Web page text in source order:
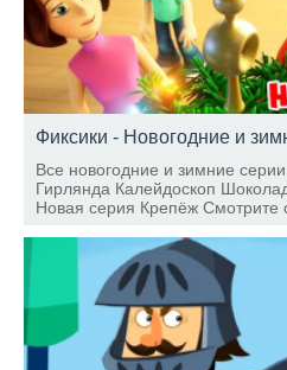
Все новогодние и зимние
Гирлянда Калейдоскоп
Новая серия Крепёж Смотрите
Лифт Фиксики - Миксер